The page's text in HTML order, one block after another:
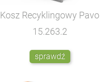
Kosz Recyklingowy Pavo
15.263.2
sprawdź